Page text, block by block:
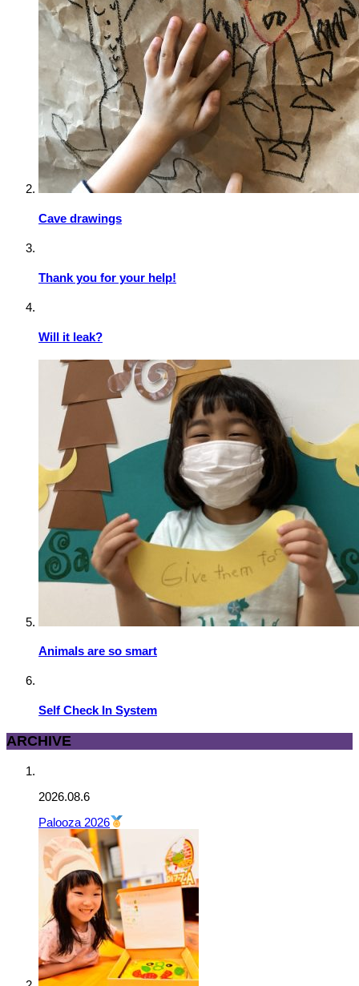
Cave drawings
Thank you for your help!
Will it leak?
Animals are so smart
Self Check In System
ARCHIVE
2026.08.6
Palooza 2026